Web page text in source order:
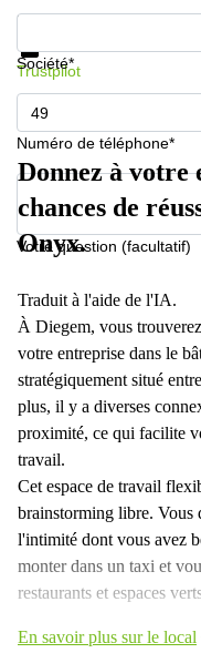
Société*
Numéro de téléphone*
Votre question (facultatif)
Informations et prix
Trustpilot
Donnez à votre
chances de
Onyx.
Traduit à l'aide de l'IA.
À Diegem, vous
votre entreprise dans le
stratégiquement situé
plus, il y a diverses
proximité, ce qui facilite
travail.
Cet espace de travail
brainstorming libre. Vous
l'intimité dont vous avez
monter dans un taxi et
restaurants et espaces
En savoir plus sur le local